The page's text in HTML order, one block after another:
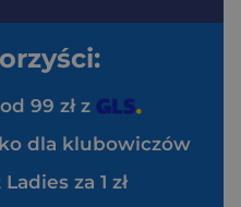
99 zł z
dla klubowiczów
za 1 zł